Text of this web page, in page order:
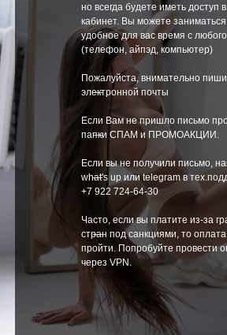
но всегда будете иметь доступ
кабинет. Вы можете заниматься
удобное для вас время с
(телефон, айпэд, компьютер)
Пожалуйста, внимательно
электронной почты
Если Вам не пришло письмо
папки СПАМ и ПРОМОАКЦИИ.
Если вы не получили письмо,
what's up или telegram в
+7 922 724-64-30
Часто, если вы платите из-за
стран под санкциями, то
пройти. Попробуйте провести
через VPN.
—
—
—
—